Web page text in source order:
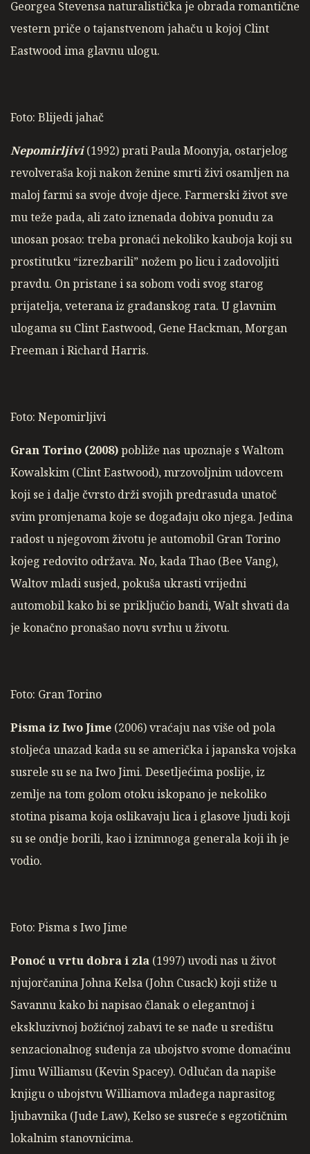
Georgea Stevensa naturalistička je obrada romantične
vestern priče o tajanstvenom jahaču u kojoj Clint
Eastwood ima glavnu ulogu.
Foto: Blijedi jahač
Nepomirljivi(1992) prati Paula Moonyja, ostarjelog
revolveraša koji nakon ženine smrti živi osamljen na
maloj farmi sa svoje dvoje djece. Farmerski život sve
mu teže pada, ali zato iznenada dobiva ponudu za
unosan posao: treba pronaći nekoliko kauboja koji su
prostitutku “izrezbarili” nožem po licu i zadovoljiti
pravdu. On pristane i sa sobom vodi svog starog
prijatelja, veterana iz građanskog rata. U glavnim
ulogama su Clint Eastwood, Gene Hackman, Morgan
Freeman i Richard Harris.
Foto: Nepomirljivi
Gran Torino (2008)pobliže nas upoznaje s Waltom
Kowalskim (Clint Eastwood), mrzovoljnim udovcem
koji se i dalje čvrsto drži svojih predrasuda unatoč
svim promjenama koje se događaju oko njega. Jedina
radost u njegovom životu je automobil Gran Torino
kojeg redovito održava. No, kada Thao (Bee Vang),
Waltov mladi susjed, pokuša ukrasti vrijedni
automobil kako bi se priključio bandi, Walt shvati da
je konačno pronašao novu svrhu u životu.
Foto: Gran Torino
Pisma iz Iwo Jime (2006) vraćaju nas više od pola
stoljeća unazad kada su se američka i japanska vojska
susrele su se na Iwo Jimi. Desetljećima poslije, iz
zemlje na tom golom otoku iskopano je nekoliko
stotina pisama koja oslikavaju lica i glasove ljudi koji
su se ondje borili, kao i iznimnoga generala koji ih je
vodio.
Foto: Pisma s Iwo Jime
Ponoć u vrtu dobra i zla (1997) uvodi nas u život
njujorčanina Johna Kelsa (John Cusack) koji stiže u
Savannu kako bi napisao članak o elegantnoj i
ekskluzivnoj božićnoj zabavi te se nađe u središtu
senzacionalnog suđenja za ubojstvo svome domaćinu
Jimu Williamsu (Kevin Spacey). Odlučan da napiše
knjigu o ubojstvu Williamova mlađega naprasitog
ljubavnika (Jude Law), Kelso se susreće s egzotičnim
lokalnim stanovnicima.